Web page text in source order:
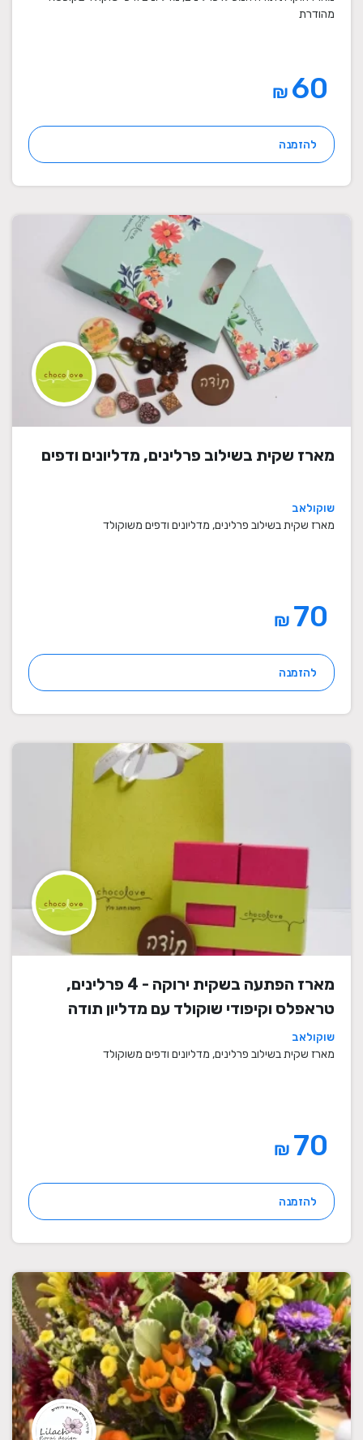
מהודרת
₪
להזמנה
מארז שקית בשילוב פרלינים, מדליונים ודפים
שוקולאב
מארז שקית בשילוב פרלינים, מדליונים ודפים משוקולד
₪
להזמנה
מארז הפתעה בשקית ירוקה - 4 פרלינים,
טראפלס וקיפודי שוקולד עם מדליון תודה
שוקולאב
מארז שקית בשילוב פרלינים, מדליונים ודפים משוקולד
₪
להזמנה